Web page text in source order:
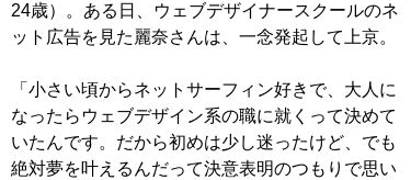
24歳）。ある日、ウェブデザイナースクールのネ
ット広告を見た麗奈さんは、一念発起して上京。
「小さい頃からネットサーフィン好きで、大人に
なったらウェブデザイン系の職に就くって決めて
いたんです。だから初めは少し迷ったけど、でも
絶対夢を叶えるんだって決意表明のつもりで思い